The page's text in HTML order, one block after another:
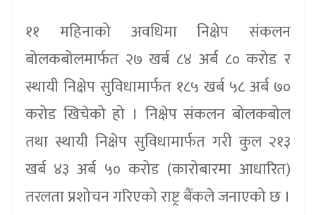
११ महिनाको अवधिमा निक्षेप संकलन
बोलकबोलमार्फत २७ खर्ब ८४ अर्ब ८० करोड र
स्थायी निक्षेप सुविधामार्फत १८५ खर्ब ५८ अर्ब ७०
करोड खिचेको हो । निक्षेप संकलन बोलकबोल
तथा स्थायी निक्षेप सुविधामार्फत गरी कुल २१३
खर्ब ४३ अर्ब ५० करोड (कारोबारमा आधारित)
तरलता प्रशोचन गरिएको राष्ट्र बैंकले जनाएको छ ।